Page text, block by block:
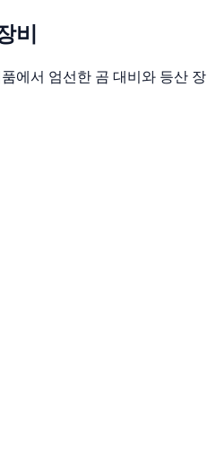
비
에서 엄선한 곰 대비와 등산 장